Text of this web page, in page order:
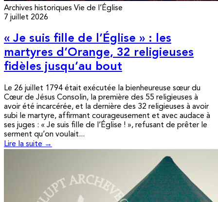
Archives historiques Vie de l’Église
7 juillet 2026
« Je suis fille de l’Église » : les
martyres d’Orange, 32 religieuses
fidèles jusqu’au bout
Le 26 juillet 1794 était exécutée la bienheureuse sœur du
Cœur de Jésus Consolin, la première des 55 religieuses à
avoir été incarcérée, et la dernière des 32 religieuses à avoir
subi le martyre, affirmant courageusement et avec audace à
ses juges : « Je suis fille de l’Église ! », refusant de prêter le
serment qu’on voulait...
Lire la suite →